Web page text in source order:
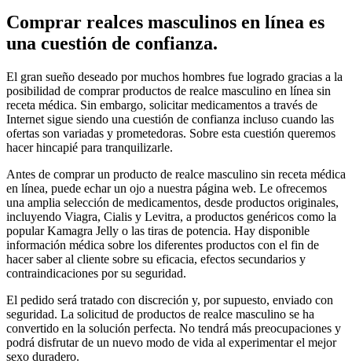
Comprar realces masculinos en línea es
una cuestión de confianza.
El gran sueño deseado por muchos hombres fue logrado gracias a la
posibilidad de comprar productos de realce masculino en línea sin
receta médica. Sin embargo, solicitar medicamentos a través de
Internet sigue siendo una cuestión de confianza incluso cuando las
ofertas son variadas y prometedoras. Sobre esta cuestión queremos
hacer hincapié para tranquilizarle.
Antes de comprar un producto de realce masculino sin receta médica
en línea, puede echar un ojo a nuestra página web. Le ofrecemos
una amplia selección de medicamentos, desde productos originales,
incluyendo Viagra, Cialis y Levitra, a productos genéricos como la
popular Kamagra Jelly o las tiras de potencia. Hay disponible
información médica sobre los diferentes productos con el fin de
hacer saber al cliente sobre su eficacia, efectos secundarios y
contraindicaciones por su seguridad.
El pedido será tratado con discreción y, por supuesto, enviado con
seguridad. La solicitud de productos de realce masculino se ha
convertido en la solución perfecta. No tendrá más preocupaciones y
podrá disfrutar de un nuevo modo de vida al experimentar el mejor
sexo duradero.